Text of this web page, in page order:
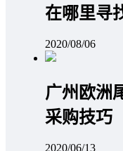
在哪里寻
2020/08/06
广州欧洲
采购技巧
2020/06/13